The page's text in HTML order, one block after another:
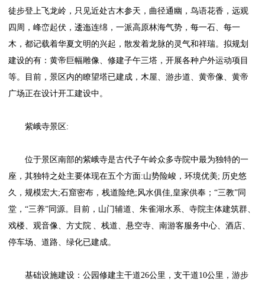
徒步登上飞龙岭，只见近处古木参天，曲径通幽，鸟语花香，远观
四周，峰峦起伏，逶迤连绵，一派高原林海气势，每一石、每一
木，都记载着华夏文明的兴起，散发着龙脉的灵气和祥瑞。拟规划
建设的有：黄帝巨幅雕像、修建子午三塔，开展各种户外运动项目
等。目前，景区内的瞭望塔已建成，木屋、游步道、黄帝像、黄帝
广场正在设计开工建设中。
紫峨寺景区:
位于景区南部的紫峨寺是古代子午岭众多寺院中最为独特的一
座，其独特之处主要体现在五个方面:山势险峻，环境优美; 历史悠
久，规模宏大;石窟密布，栈道险绝;风水俱佳,皇家供奉；“三教”同
堂，“三养”同源。目前，山门辅道、朱雀湖水系、寺院主体建筑群、
戏楼、观音像、方丈院 、栈道、悬空寺、南游客服务中心、酒店、
停车场、道路、绿化已建成。
基础设施建设：公园修建主干道26公里，支干道10公里，游步